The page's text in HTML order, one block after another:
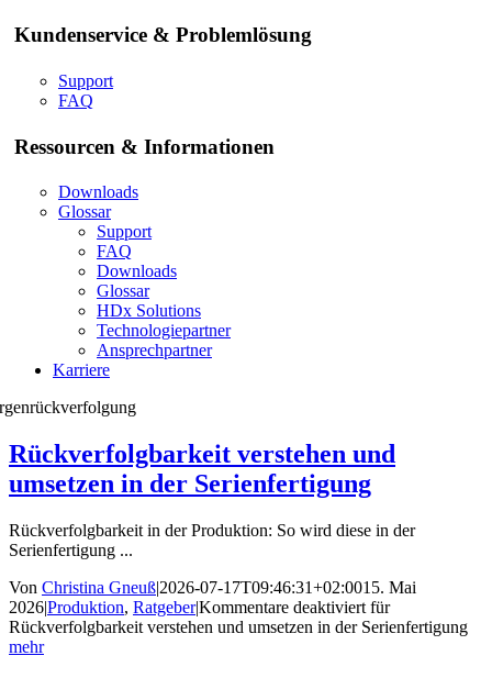
Kundenservice & Problemlösung
Support
FAQ
Ressourcen & Informationen
Downloads
Glossar
Support
FAQ
Downloads
Glossar
HDx Solutions
Technologiepartner
Ansprechpartner
Karriere
Rückverfolgbarkeit verstehen und
umsetzen in der Serienfertigung
Rückverfolgbarkeit in der Produktion: So wird diese in der
Serienfertigung ...
Von Christina Gneuß|2026-07-17T09:46:31+02:0015. Mai
2026|Produktion, Ratgeber|Kommentare deaktiviert für
Rückverfolgbarkeit verstehen und umsetzen in der Serienfertigung
mehr